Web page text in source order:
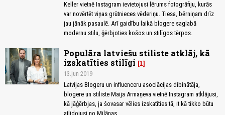
Keller vietnē Instagram ievietojusi lērums fotogrāfiju, kurās
var novērtēt viņas grūtnieces vēderiņu. Tiesa, bērniņam drīz
jau jānāk pasaulē. Arī gaidību laikā blogere saglabā
modernu stilu, ģērbjoties košos un stilīgos tērpos.
Populāra latviešu stiliste atklāj, kā
izskatīties stilīgi
1
13.jun 2019
Latvijas Blogeru un influenceru asociācijas dibinātāja,
blogere un stiliste Maija Armaņeva vietnē Instagram atklājusi,
kā jāģērbjas, ja šovasar vēlies izskatīties tā, it kā tikko būtu
atlidojusi no Milānas.